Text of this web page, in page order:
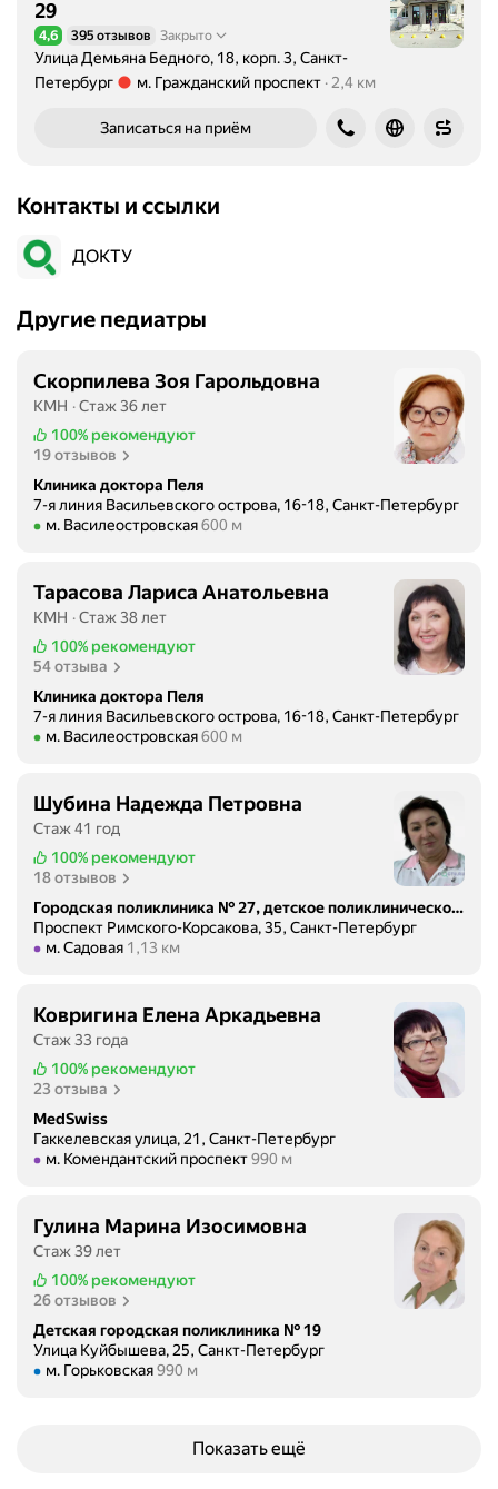
29
Рейтинг 4,6 из 5
4,6 395 отзывов Закрыто
Улица Демьяна Бедного, 18, корп. 3, Санкт-
Петербург
м. Гражданский проспект 2,4 км
Записаться на приём
Контакты и ссылки
ДОКТУ
Другие педиатры
Скорпилева Зоя Гарольдовна
КМН
Стаж 36 лет
100% рекомендуют
19 отзывов
Клиника доктора Пеля
7-я линия Васильевского острова, 16-18, Санкт-Петербург
Метро м. Василеостровская Расстояние 600 м
м. Василеостровская 600 м
Тарасова Лариса Анатольевна
КМН
Стаж 38 лет
100% рекомендуют
54 отзыва
Клиника доктора Пеля
7-я линия Васильевского острова, 16-18, Санкт-Петербург
Метро м. Василеостровская Расстояние 600 м
м. Василеостровская 600 м
Шубина Надежда Петровна
Стаж 41 год
100% рекомендуют
18 отзывов
Городская поликлиника № 27, детское поликлиническое отделение
Проспект Римского-Корсакова, 35, Санкт-Петербург
Метро м. Садовая Расстояние 1,13 км
м. Садовая 1,13 км
Ковригина Елена Аркадьевна
Стаж 33 года
100% рекомендуют
23 отзыва
MedSwiss
Гаккелевская улица, 21, Санкт-Петербург
Метро м. Комендантский проспект Расстояние 990 м
м. Комендантский проспект 990 м
Гулина Марина Изосимовна
Стаж 39 лет
100% рекомендуют
26 отзывов
Детская городская поликлиника № 19
Улица Куйбышева, 25, Санкт-Петербург
Метро м. Горьковская Расстояние 990 м
м. Горьковская 990 м
Показать ещё